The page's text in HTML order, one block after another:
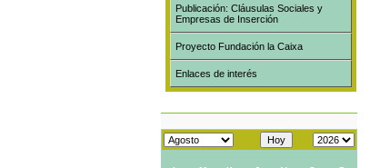
Publicación: Cláusulas Sociales y
Empresas de Inserción
Proyecto Fundación la Caixa
Enlaces de interés